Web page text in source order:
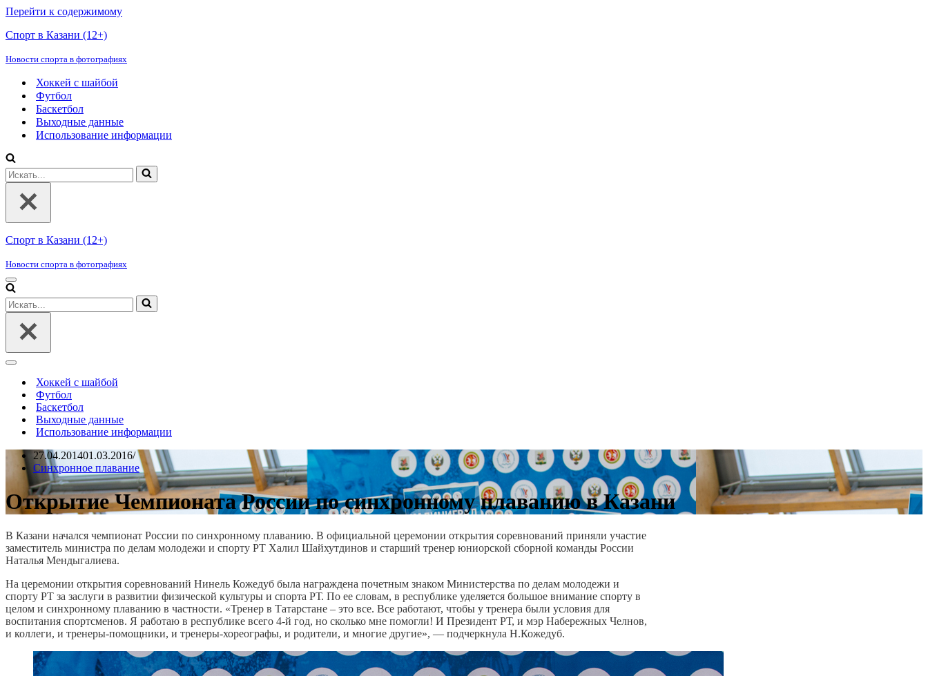
Перейти к содержимому
Спорт в Казани (12+)
Новости спорта в фотографиях
Хоккей с шайбой
Футбол
Баскетбол
Выходные данные
Использование информации
Искать...
Спорт в Казани (12+)
Новости спорта в фотографиях
Меню
навигации
Искать...
Меню
навигацииХоккей с шайбой
Футбол
Баскетбол
Выходные данные
Использование информации
27.04.201401.03.2016
Синхронное плавание
Открытие Чемпионата России по синхронному плаванию в Казани
В Казани начался чемпионат России по синхронному плаванию. В официальной церемонии открытия соревнований приняли участие
заместитель министра по делам молодежи и спорту РТ Халил Шайхутдинов и старший тренер юниорской сборной команды России
Наталья Мендыгалиева.
На церемонии открытия соревнований Нинель Кожедуб была награждена почетным знаком Министерства по делам молодежи и
спорту РТ за заслуги в развитии физической культуры и спорта РТ. По ее словам, в республике уделяется большое внимание спорту в
целом и синхронному плаванию в частности. «Тренер в Татарстане – это все. Все работают, чтобы у тренера были условия для
воспитания спортсменов. Я работаю в республике всего 4-й год, но сколько мне помогли! И Президент РТ, и мэр Набережных Челнов,
и коллеги, и тренеры-помощники, и тренеры-хореографы, и родители, и многие другие», — подчеркнула Н.Кожедуб.